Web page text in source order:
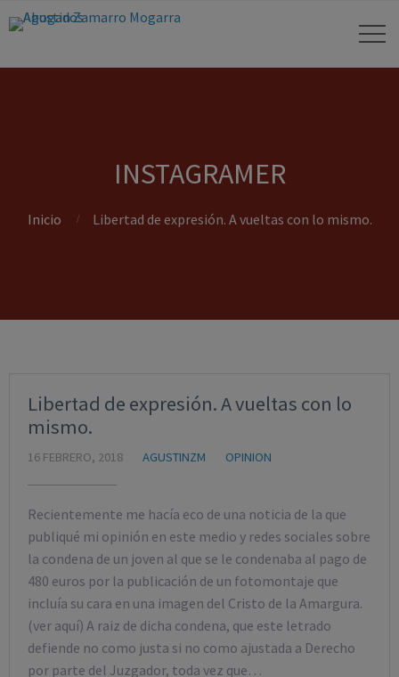
INSTAGRAMER
Inicio Libertad de expresión. A vueltas con lo mismo.
Libertad de expresión. A vueltas con lo
mismo.
16 FEBRERO, 2018 AGUSTINZM OPINION
Recientemente me hacía eco de una noticia de la que
publiqué mi opinión en este medio y redes sociales sobre
la condena de un joven al que se le condenaba al pago de
480 euros por la publicación de un fotomontaje que
incluía su cara en una imagen del Cristo de la Amargura.
(ver aquí) A raiz de dicha condena, que este letrado
defiende no como justa si no como ajustada a Derecho
por parte del Juzgador, toda vez que…